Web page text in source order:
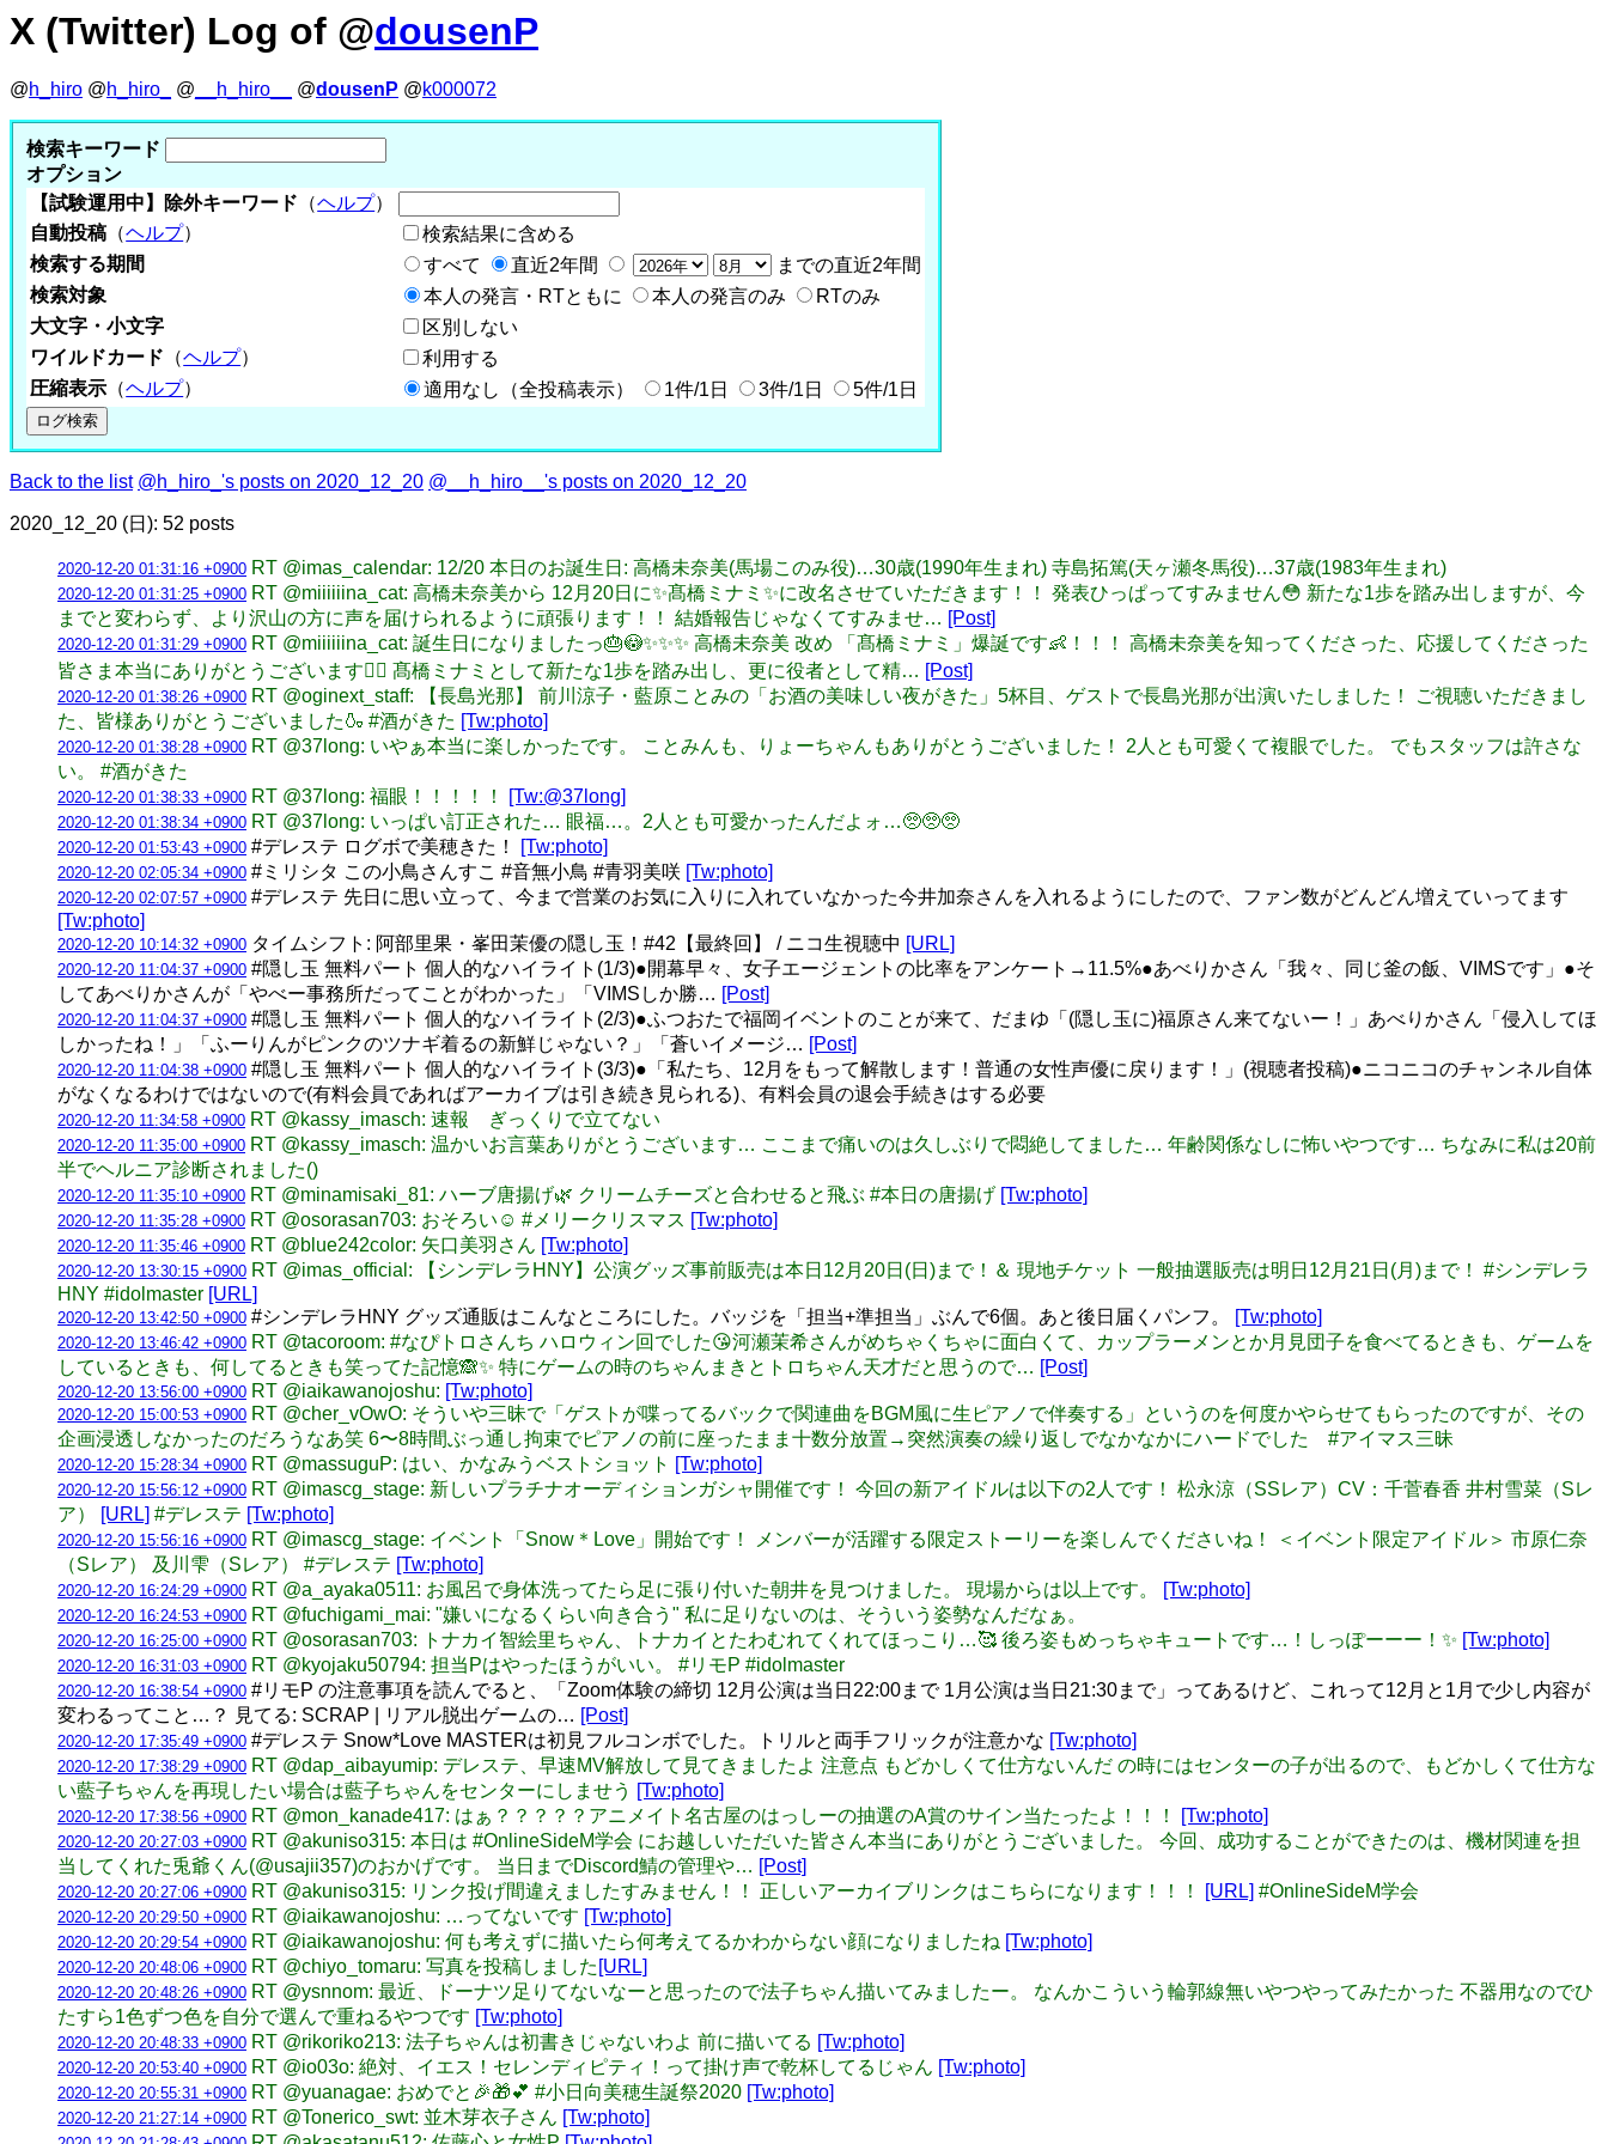
X (Twitter) Log of @dousenP
@h_hiro @h_hiro_ @ __h_hiro__ @dousenP @k000072
検索キーワード
オプション
【試験運用中】除外キーワード （ヘルプ）
自動投稿 （ヘルプ）
検索結果に含める
検索する期間
すべて 直近2年間
までの直近2年間
検索対象
本人の発言・RTともに 本人の発言のみ
RTのみ
大文字・小文字
区別しない
ワイルドカード （ヘルプ）
利用する
圧縮表示 （ヘルプ） 適用なし（全投稿表示） 1件/1日 3件/1日 5件/1日
Back to the list @h_hiro_'s posts on 2020_12_20 @__h_hiro__'s posts on 2020_12_20
2020_12_20 (日): 52 posts
2020-12-20 01:31:16 +0900 RT @imas_calendar: 12/20 本日のお誕生日: 高橋未奈美(馬場このみ役)…30歳(1990年生まれ) 寺島拓篤(天ヶ瀬冬馬役)…37歳(1983年生まれ)
2020-12-20 01:31:25 +0900 RT @miiiiiina_cat: 高橋未奈美から 12月20日に✨髙橋ミナミ✨に改名させていただきます！！ 発表ひっぱってすみません😳 新たな1歩を踏み出しますが、今
までと変わらず、より沢山の方に声を届けられるように頑張ります！！ 結婚報告じゃなくてすみませ… [Post]
2020-12-20 01:31:29 +0900 RT @miiiiiina_cat: 誕生日になりましたっ🎂😳✨✨✨ 高橋未奈美 改め 「髙橋ミナミ」爆誕です👶！！！ 高橋未奈美を知ってくださった、応援してくださった
皆さま本当にありがとうございます🙇‍♀️ 髙橋ミナミとして新たな1歩を踏み出し、更に役者として精… [Post]
2020-12-20 01:38:26 +0900 RT @oginext_staff: 【長島光那】 前川涼子・藍原ことみの「お酒の美味しい夜がきた」5杯目、ゲストで長島光那が出演いたしました！ ご視聴いただきまし
た、皆様ありがとうございました🍶 #酒がきた [Tw:photo]
2020-12-20 01:38:28 +0900 RT @37long: いやぁ本当に楽しかったです。 ことみんも、りょーちゃんもありがとうございました！ 2人とも可愛くて複眼でした。 でもスタッフは許さな
い。 #酒がきた
2020-12-20 01:38:33 +0900 RT @37long: 福眼！！！！！ [Tw:@37long]
2020-12-20 01:38:34 +0900 RT @37long: いっぱい訂正された… 眼福…。2人とも可愛かったんだよォ…🥺🥺🥺
2020-12-20 01:53:43 +0900 #デレステ ログボで美穂きた！ [Tw:photo]
2020-12-20 02:05:34 +0900 #ミリシタ この小鳥さんすこ #音無小鳥 #青羽美咲 [Tw:photo]
2020-12-20 02:07:57 +0900 #デレステ 先日に思い立って、今まで営業のお気に入りに入れていなかった今井加奈さんを入れるようにしたので、ファン数がどんどん増えていってます
[Tw:photo]
2020-12-20 10:14:32 +0900 タイムシフト: 阿部里果・峯田茉優の隠し玉！#42【最終回】 / ニコ生視聴中 [URL]
2020-12-20 11:04:37 +0900 #隠し玉 無料パート 個人的なハイライト(1/3)●開幕早々、女子エージェントの比率をアンケート→11.5%●あべりかさん「我々、同じ釜の飯、VIMSです」●そ
してあべりかさんが「やべー事務所だってことがわかった」「VIMSしか勝… [Post]
2020-12-20 11:04:37 +0900 #隠し玉 無料パート 個人的なハイライト(2/3)●ふつおたで福岡イベントのことが来て、だまゆ「(隠し玉に)福原さん来てないー！」あべりかさん「侵入してほ
しかったね！」「ふーりんがピンクのツナギ着るの新鮮じゃない？」「蒼いイメージ… [Post]
2020-12-20 11:04:38 +0900 #隠し玉 無料パート 個人的なハイライト(3/3)●「私たち、12月をもって解散します！普通の女性声優に戻ります！」(視聴者投稿)●ニコニコのチャンネル自体
がなくなるわけではないので(有料会員であればアーカイブは引き続き見られる)、有料会員の退会手続きはする必要
2020-12-20 11:34:58 +0900 RT @kassy_imasch: 速報 ぎっくりで立てない
2020-12-20 11:35:00 +0900 RT @kassy_imasch: 温かいお言葉ありがとうございます… ここまで痛いのは久しぶりで悶絶してました… 年齢関係なしに怖いやつです… ちなみに私は20前
半でヘルニア診断されました()
2020-12-20 11:35:10 +0900 RT @minamisaki_81: ハーブ唐揚げ🌿 クリームチーズと合わせると飛ぶ #本日の唐揚げ [Tw:photo]
2020-12-20 11:35:28 +0900 RT @osorasan703: おそろい☺️ #メリークリスマス [Tw:photo]
2020-12-20 11:35:46 +0900 RT @blue242color: 矢口美羽さん [Tw:photo]
2020-12-20 13:30:15 +0900 RT @imas_official: 【シンデレラHNY】公演グッズ事前販売は本日12月20日(日)まで！＆ 現地チケット 一般抽選販売は明日12月21日(月)まで！ #シンデレラ
HNY #idolmaster [URL]
2020-12-20 13:42:50 +0900 #シンデレラHNY グッズ通販はこんなところにした。バッジを「担当+準担当」ぶんで6個。あと後日届くパンフ。 [Tw:photo]
2020-12-20 13:46:42 +0900 RT @tacoroom: #なぴトロさんち ハロウィン回でした😘河瀬茉希さんがめちゃくちゃに面白くて、カップラーメンとか月見団子を食べてるときも、ゲームを
しているときも、何してるときも笑ってた記憶🙈✨ 特にゲームの時のちゃんまきとトロちゃん天才だと思うので… [Post]
2020-12-20 13:56:00 +0900 RT @iaikawanojoshu: [Tw:photo]
2020-12-20 15:00:53 +0900 RT @cher_vOwO: そういや三昧で「ゲストが喋ってるバックで関連曲をBGM風に生ピアノで伴奏する」というのを何度かやらせてもらったのですが、その
企画浸透しなかったのだろうなあ笑 6〜8時間ぶっ通し拘束でピアノの前に座ったまま十数分放置→突然演奏の繰り返しでなかなかにハードでした #アイマス三昧
2020-12-20 15:28:34 +0900 RT @massuguP: はい、かなみうベストショット [Tw:photo]
2020-12-20 15:56:12 +0900 RT @imascg_stage: 新しいプラチナオーディションガシャ開催です！ 今回の新アイドルは以下の2人です！ 松永涼（SSレア）CV：千菅春香 井村雪菜（Sレ
ア）
[URL] #デレステ [Tw:photo]
2020-12-20 15:56:16 +0900 RT @imascg_stage: イベント「Snow＊Love」開始です！ メンバーが活躍する限定ストーリーを楽しんでくださいね！ ＜イベント限定アイドル＞ 市原仁奈
（Sレア） 及川雫（Sレア） #デレステ [Tw:photo]
2020-12-20 16:24:29 +0900 RT @a_ayaka0511: お風呂で身体洗ってたら足に張り付いた朝井を見つけました。 現場からは以上です。 [Tw:photo]
2020-12-20 16:24:53 +0900 RT @fuchigami_mai: "嫌いになるくらい向き合う" 私に足りないのは、そういう姿勢なんだなぁ。
2020-12-20 16:25:00 +0900 RT @osorasan703: トナカイ智絵里ちゃん、トナカイとたわむれてくれてほっこり…🥰 後ろ姿もめっちゃキュートです…！しっぽーーー！✨ [Tw:photo]
2020-12-20 16:31:03 +0900 RT @kyojaku50794: 担当Pはやったほうがいい。 #リモP #idolmaster
2020-12-20 16:38:54 +0900 #リモP の注意事項を読んでると、「Zoom体験の締切 12月公演は当日22:00まで 1月公演は当日21:30まで」ってあるけど、これって12月と1月で少し内容が
変わるってこと…？ 見てる: SCRAP | リアル脱出ゲームの… [Post]
2020-12-20 17:35:49 +0900 #デレステ Snow*Love MASTERは初見フルコンボでした。トリルと両手フリックが注意かな [Tw:photo]
2020-12-20 17:38:29 +0900 RT @dap_aibayumip: デレステ、早速MV解放して見てきましたよ 注意点 もどかしくて仕方ないんだ の時にはセンターの子が出るので、もどかしくて仕方な
い藍子ちゃんを再現したい場合は藍子ちゃんをセンターにしませう [Tw:photo]
2020-12-20 17:38:56 +0900 RT @mon_kanade417: はぁ？？？？？アニメイト名古屋のはっしーの抽選のA賞のサイン当たったよ！！！ [Tw:photo]
2020-12-20 20:27:03 +0900 RT @akuniso315: 本日は #OnlineSideM学会 にお越しいただいた皆さん本当にありがとうございました。 今回、成功することができたのは、機材関連を担
当してくれた兎爺くん(@usajii357)のおかげです。 当日までDiscord鯖の管理や… [Post]
2020-12-20 20:27:06 +0900 RT @akuniso315: リンク投げ間違えましたすみません！！ 正しいアーカイブリンクはこちらになります！！！ [URL] #OnlineSideM学会
2020-12-20 20:29:50 +0900 RT @iaikawanojoshu: …ってないです [Tw:photo]
2020-12-20 20:29:54 +0900 RT @iaikawanojoshu: 何も考えずに描いたら何考えてるかわからない顔になりましたね [Tw:photo]
2020-12-20 20:48:06 +0900 RT @chiyo_tomaru: 写真を投稿しました [URL]
2020-12-20 20:48:26 +0900 RT @ysnnom: 最近、ドーナツ足りてないなーと思ったので法子ちゃん描いてみましたー。 なんかこういう輪郭線無いやつやってみたかった 不器用なのでひ
たすら1色ずつ色を自分で選んで重ねるやつです [Tw:photo]
2020-12-20 20:48:33 +0900 RT @rikoriko213: 法子ちゃんは初書きじゃないわよ 前に描いてる [Tw:photo]
2020-12-20 20:53:40 +0900 RT @io03o: 絶対、イエス！セレンディピティ！って掛け声で乾杯してるじゃん [Tw:photo]
2020-12-20 20:55:31 +0900 RT @yuanagae: おめでと🎉🎁💕 #小日向美穂生誕祭2020 [Tw:photo]
2020-12-20 21:27:14 +0900 RT @Tonerico_swt: 並木芽衣子さん [Tw:photo]